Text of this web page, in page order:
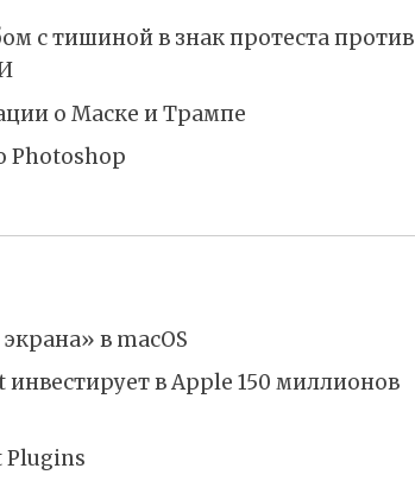
с тишиной в знак протеста против
о Маске и Трампе
Photoshop
в macOS
в Apple 150 миллионов
Plugins